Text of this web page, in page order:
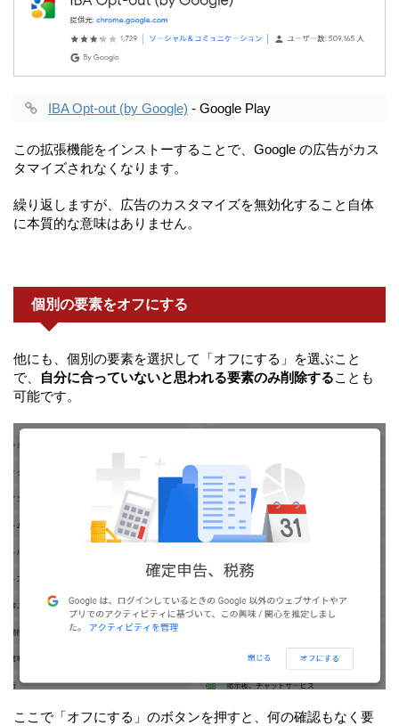
IBA Opt-out (by Google) - Google Play
この拡張機能をインストーすることで、Google の広告がカス
タマイズされなくなります。
繰り返しますが、広告のカスタマイズを無効化すること自体
に本質的な意味はありません。
個別の要素をオフにする
他にも、個別の要素を選択して「オフにする」を選ぶこと
で、
自分に合っていないと思われる要素のみ削除することも
可能です。
ここで「オフにする」のボタンを押すと、何の確認もなく要